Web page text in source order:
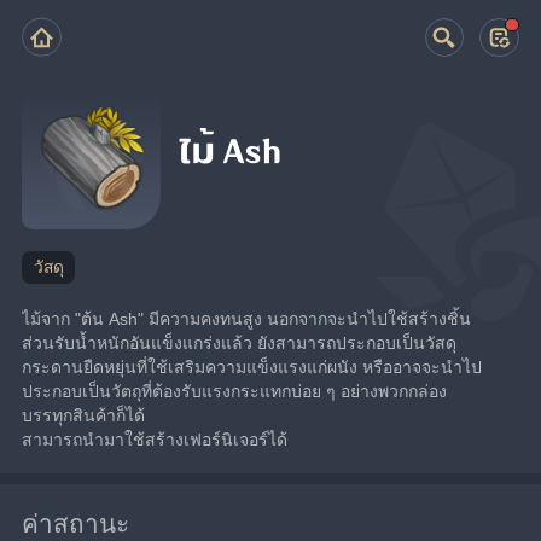
ไม้ Ash
วัสดุ
ไม้จาก "ต้น Ash" มีความคงทนสูง นอกจากจะนำไปใช้สร้างชิ้น
ส่วนรับน้ำหนักอันแข็งแกร่งแล้ว ยังสามารถประกอบเป็นวัสดุ
กระดานยืดหยุ่นที่ใช้เสริมความแข็งแรงแก่ผนัง หรืออาจจะนำไป
ประกอบเป็นวัตถุที่ต้องรับแรงกระแทกบ่อย ๆ อย่างพวกกล่อง
บรรทุกสินค้าก็ได้
สามารถนำมาใช้สร้างเฟอร์นิเจอร์ได้
ค่าสถานะ